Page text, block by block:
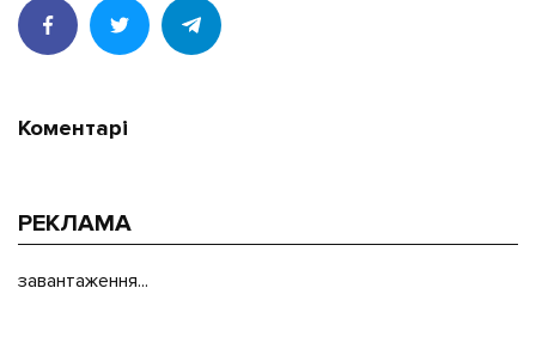
Коментарі
РЕКЛАМА
завантаження...